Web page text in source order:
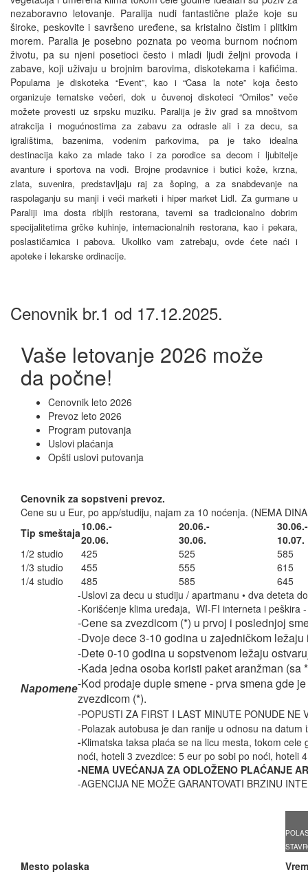
nezaboravno letovanje. Paralija nudi fantastične plaže koje su
široke, peskovite i savršeno uređene, sa kristalno čistim i plitkim
morem. Paralia je posebno poznata po veoma burnom noćnom
životu, pa su njeni posetioci često i mladi ljudi željni provoda i
zabave, koji uživaju u brojnim barovima, diskotekama i kafićima.
Popularna je diskoteka “Event”, kao i “Casa la note” koja često
organizuje tematske večeri, dok u čuvenoj diskoteci “Omilos” veče
možete provesti uz srpsku muziku. Paralija je živ grad sa mnoštvom
atrakcija i mogućnostima za zabavu za odrasle ali i za decu, sa
igralištima, bazenima, vodenim parkovima, pa je tako idealna
destinacija kako za mlade tako i za porodice sa decom i ljubitelje
avanture i sportova na vodi. Brojne prodavnice i butici kože, krzna,
zlata, suvenira, predstavljaju raj za šoping, a za snabdevanje na
raspolaganju su manji i veći marketi i hiper market Lidl. Za gurmane u
Paraliji ima dosta ribljih restorana, taverni sa tradicionalno dobrim
specijalitetima grčke kuhinje, internacionalnih restorana, kao i pekara,
poslastičarnica i pabova. Ukoliko vam zatrebaju, ovde ćete naći i
apoteke i lekarske ordinacije.
Cenovnik br.1 od 17.12.2025.
Vaše letovanje 2026 može
da počne!
Cenovnik leto 2026
Prevoz leto 2026
Program putovanja
Uslovi plaćanja
Opšti uslovi putovanja
Cenovnik za sopstveni prevoz.
Cene su u Eur, po app/studiju, najam za 10 noćenja. (NEMA
Tip smeštaja10.06.-
20.06.
20.06.-
30.06.
30.06.-
10.07.
1/2 studio
425 525
585
1/3 studio
455 555
615
1/4 studio
485 585 645
Napomene
-Uslovi za decu u studiju / apartmanu • dva deteta
-Korišćenje klima uređaja, WI-FI interneta i peškira
-Cene sa zvezdicom (*) u prvoj i poslednjoj
-Dvoje dece 3-10 godina u zajedničkom
-Dete 0-10 godina u sopstvenom ležaju
-Kada jedna osoba koristi paket aranžman (sa
-Kod prodaje duple smene - prva smena gde
zvezdicom (*).
-POPUSTI ZA FIRST I LAST MINUTE PONUDE NE
-Polazak autobusa je dan ranije u odnosu na datum
-Klimatska taksa plaća se na licu mesta, tokom
noći, hoteli 3 zvezdice: 5 eur po sobi po noći, hoteli
-NEMA UVEĆANJA ZA ODLOŽENO PLAĆANJE
-AGENCIJA NE MOŽE GARANTOVATI BRZINU
Mesto polaska